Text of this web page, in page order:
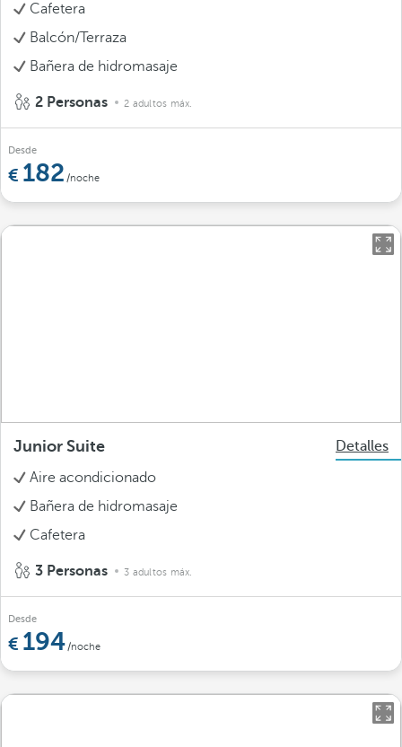
Cafetera
Balcón/Terraza
Bañera de hidromasaje
2 Personas 2 adultos máx.
Desde
182 /noche
Junior Suite
Detalles
Aire acondicionado
Bañera de hidromasaje
Cafetera
3 Personas 3 adultos máx.
Desde
194/noche